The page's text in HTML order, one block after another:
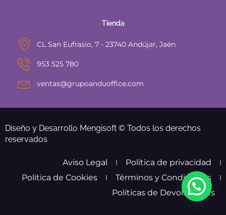
Tienda
CL San Eufrasio, 7 - 23740 Andújar, Jaén
953 525 780
ventas@grupoanduoffice.com
Diseño y Desarrollo Mengisoft © Todos los derechos
reservados
Aviso Legal
Política de privacidad
Política de Cookies
Términos y Condiciones
Políticas de Devoluciones